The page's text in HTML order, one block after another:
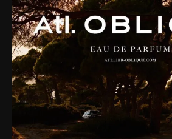
Bohemian
Woods